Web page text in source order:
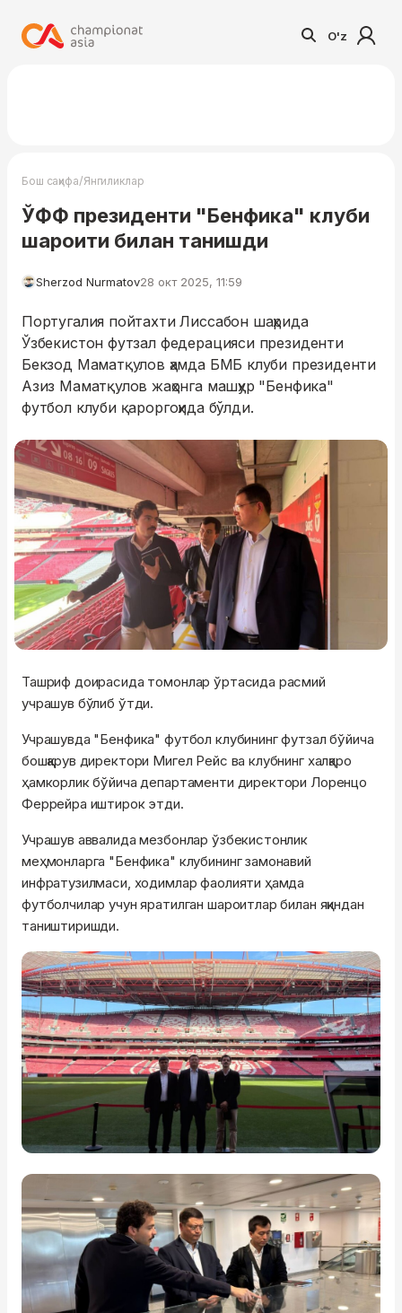
O'z
Бош саҳифа/Янгиликлар
ЎФФ президенти "Бенфика" клуби
шароити билан танишди
Sherzod Nurmatov28 окт 2025, 11:59
Португалия пойтахти Лиссабон шаҳрида
Ўзбекистон футзал федерацияси президенти
Бекзод Маматқулов ҳамда БМБ клуби президенти
Азиз Маматқулов жаҳонга машҳур "Бенфика"
футбол клуби қароргоҳида бўлди.
Ташриф доирасида томонлар ўртасида расмий
учрашув бўлиб ўтди.
Учрашувда "Бенфика" футбол клубининг футзал бўйича
бошқарув директори Мигел Рейс ва клубнинг халқаро
ҳамкорлик бўйича департаменти директори Лоренцо
Феррейра иштирок этди.
Учрашув аввалида мезбонлар ўзбекистонлик
меҳмонларга "Бенфика" клубининг замонавий
инфратузилмаси, ходимлар фаолияти ҳамда
футболчилар учун яратилган шароитлар билан яқиндан
таништиришди.